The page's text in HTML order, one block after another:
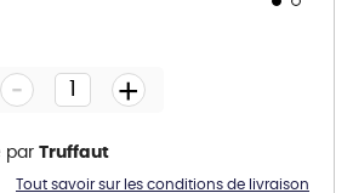
- +
Tout savoir sur les conditions de livraison
par Truffaut